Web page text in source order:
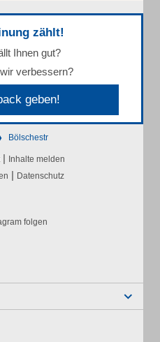
zählt!
Ihnen gut?
verbessern?
geben!
Bölschestr
| Inhalte melden
| Datenschutz
folgen